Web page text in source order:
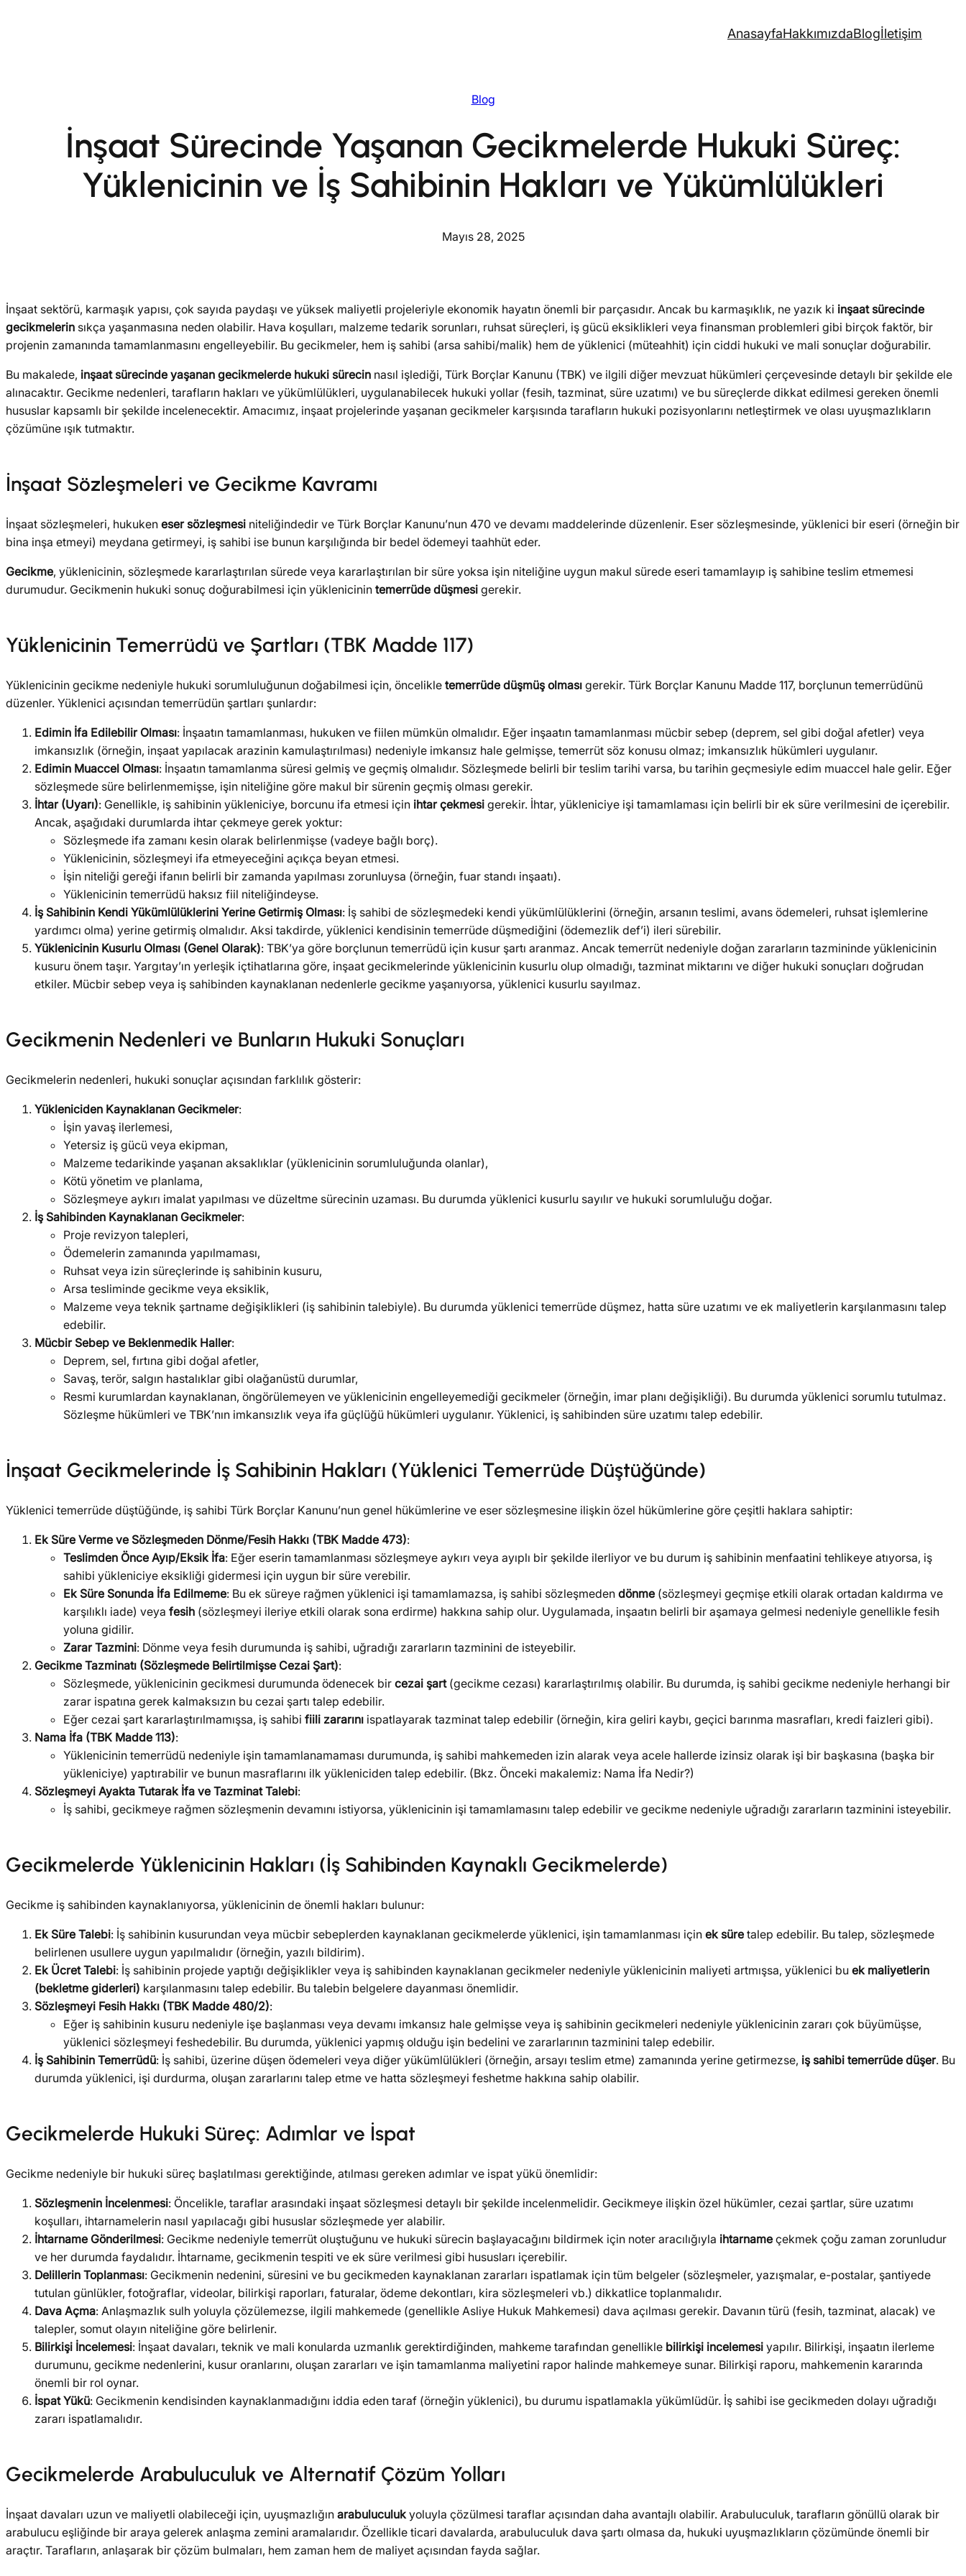
AnasayfaHakkımızdaBlogİletişim
Blog
İnşaat Sürecinde Yaşanan Gecikmelerde Hukuki Süreç:
Yüklenicinin ve İş Sahibinin Hakları ve Yükümlülükleri
Mayıs 28, 2025
İnşaat sektörü, karmaşık yapısı, çok sayıda paydaşı ve yüksek maliyetli projeleriyle ekonomik hayatın önemli bir parçasıdır. Ancak bu karmaşıklık, ne yazık ki inşaat sürecinde
gecikmelerin sıkça yaşanmasına neden olabilir. Hava koşulları, malzeme tedarik sorunları, ruhsat süreçleri, iş gücü eksiklikleri veya finansman problemleri gibi birçok faktör, bir
projenin zamanında tamamlanmasını engelleyebilir. Bu gecikmeler, hem iş sahibi (arsa sahibi/malik) hem de yüklenici (müteahhit) için ciddi hukuki ve mali sonuçlar doğurabilir.
Bu makalede, inşaat sürecinde yaşanan gecikmelerde hukuki sürecin nasıl işlediği, Türk Borçlar Kanunu (TBK) ve ilgili diğer mevzuat hükümleri çerçevesinde detaylı bir şekilde ele
alınacaktır. Gecikme nedenleri, tarafların hakları ve yükümlülükleri, uygulanabilecek hukuki yollar (fesih, tazminat, süre uzatımı) ve bu süreçlerde dikkat edilmesi gereken önemli
hususlar kapsamlı bir şekilde incelenecektir. Amacımız, inşaat projelerinde yaşanan gecikmeler karşısında tarafların hukuki pozisyonlarını netleştirmek ve olası uyuşmazlıkların
çözümüne ışık tutmaktır.
İnşaat Sözleşmeleri ve Gecikme Kavramı
İnşaat sözleşmeleri, hukuken eser sözleşmesi niteliğindedir ve Türk Borçlar Kanunu’nun 470 ve devamı maddelerinde düzenlenir. Eser sözleşmesinde, yüklenici bir eseri (örneğin bir
bina inşa etmeyi) meydana getirmeyi, iş sahibi ise bunun karşılığında bir bedel ödemeyi taahhüt eder.
Gecikme, yüklenicinin, sözleşmede kararlaştırılan sürede veya kararlaştırılan bir süre yoksa işin niteliğine uygun makul sürede eseri tamamlayıp iş sahibine teslim etmemesi
durumudur. Gecikmenin hukuki sonuç doğurabilmesi için yüklenicinin temerrüde düşmesi gerekir.
Yüklenicinin Temerrüdü ve Şartları (TBK Madde 117)
Yüklenicinin gecikme nedeniyle hukuki sorumluluğunun doğabilmesi için, öncelikle temerrüde düşmüş olması gerekir. Türk Borçlar Kanunu Madde 117, borçlunun temerrüdünü
düzenler. Yüklenici açısından temerrüdün şartları şunlardır:
Edimin İfa Edilebilir Olması: İnşaatın tamamlanması, hukuken ve fiilen mümkün olmalıdır. Eğer inşaatın tamamlanması mücbir sebep (deprem, sel gibi doğal afetler) veya
imkansızlık (örneğin, inşaat yapılacak arazinin kamulaştırılması) nedeniyle imkansız hale gelmişse, temerrüt söz konusu olmaz; imkansızlık hükümleri uygulanır.
Edimin Muaccel Olması: İnşaatın tamamlanma süresi gelmiş ve geçmiş olmalıdır. Sözleşmede belirli bir teslim tarihi varsa, bu tarihin geçmesiyle edim muaccel hale gelir. Eğer
sözleşmede süre belirlenmemişse, işin niteliğine göre makul bir sürenin geçmiş olması gerekir.
İhtar (Uyarı): Genellikle, iş sahibinin yükleniciye, borcunu ifa etmesi için ihtar çekmesi gerekir. İhtar, yükleniciye işi tamamlaması için belirli bir ek süre verilmesini de içerebilir.
Ancak, aşağıdaki durumlarda ihtar çekmeye gerek yoktur:
Sözleşmede ifa zamanı kesin olarak belirlenmişse (vadeye bağlı borç).
Yüklenicinin, sözleşmeyi ifa etmeyeceğini açıkça beyan etmesi.
İşin niteliği gereği ifanın belirli bir zamanda yapılması zorunluysa (örneğin, fuar standı inşaatı).
Yüklenicinin temerrüdü haksız fiil niteliğindeyse.
İş Sahibinin Kendi Yükümlülüklerini Yerine Getirmiş Olması: İş sahibi de sözleşmedeki kendi yükümlülüklerini (örneğin, arsanın teslimi, avans ödemeleri, ruhsat işlemlerine
yardımcı olma) yerine getirmiş olmalıdır. Aksi takdirde, yüklenici kendisinin temerrüde düşmediğini (ödemezlik def’i) ileri sürebilir.
Yüklenicinin Kusurlu Olması (Genel Olarak): TBK’ya göre borçlunun temerrüdü için kusur şartı aranmaz. Ancak temerrüt nedeniyle doğan zararların tazmininde yüklenicinin
kusuru önem taşır. Yargıtay’ın yerleşik içtihatlarına göre, inşaat gecikmelerinde yüklenicinin kusurlu olup olmadığı, tazminat miktarını ve diğer hukuki sonuçları doğrudan
etkiler. Mücbir sebep veya iş sahibinden kaynaklanan nedenlerle gecikme yaşanıyorsa, yüklenici kusurlu sayılmaz.
Gecikmenin Nedenleri ve Bunların Hukuki Sonuçları
Gecikmelerin nedenleri, hukuki sonuçlar açısından farklılık gösterir:
Yükleniciden Kaynaklanan Gecikmeler:
İşin yavaş ilerlemesi,
Yetersiz iş gücü veya ekipman,
Malzeme tedarikinde yaşanan aksaklıklar (yüklenicinin sorumluluğunda olanlar),
Kötü yönetim ve planlama,
Sözleşmeye aykırı imalat yapılması ve düzeltme sürecinin uzaması. Bu durumda yüklenici kusurlu sayılır ve hukuki sorumluluğu doğar.
İş Sahibinden Kaynaklanan Gecikmeler:
Proje revizyon talepleri,
Ödemelerin zamanında yapılmaması,
Ruhsat veya izin süreçlerinde iş sahibinin kusuru,
Arsa tesliminde gecikme veya eksiklik,
Malzeme veya teknik şartname değişiklikleri (iş sahibinin talebiyle). Bu durumda yüklenici temerrüde düşmez, hatta süre uzatımı ve ek maliyetlerin karşılanmasını talep
edebilir.
Mücbir Sebep ve Beklenmedik Haller:
Deprem, sel, fırtına gibi doğal afetler,
Savaş, terör, salgın hastalıklar gibi olağanüstü durumlar,
Resmi kurumlardan kaynaklanan, öngörülemeyen ve yüklenicinin engelleyemediği gecikmeler (örneğin, imar planı değişikliği). Bu durumda yüklenici sorumlu tutulmaz.
Sözleşme hükümleri ve TBK’nın imkansızlık veya ifa güçlüğü hükümleri uygulanır. Yüklenici, iş sahibinden süre uzatımı talep edebilir.
İnşaat Gecikmelerinde İş Sahibinin Hakları (Yüklenici Temerrüde Düştüğünde)
Yüklenici temerrüde düştüğünde, iş sahibi Türk Borçlar Kanunu’nun genel hükümlerine ve eser sözleşmesine ilişkin özel hükümlerine göre çeşitli haklara sahiptir:
Ek Süre Verme ve Sözleşmeden Dönme/Fesih Hakkı (TBK Madde 473):
Teslimden Önce Ayıp/Eksik İfa: Eğer eserin tamamlanması sözleşmeye aykırı veya ayıplı bir şekilde ilerliyor ve bu durum iş sahibinin menfaatini tehlikeye atıyorsa, iş
sahibi yükleniciye eksikliği gidermesi için uygun bir süre verebilir.
Ek Süre Sonunda İfa Edilmeme: Bu ek süreye rağmen yüklenici işi tamamlamazsa, iş sahibi sözleşmeden dönme (sözleşmeyi geçmişe etkili olarak ortadan kaldırma ve
karşılıklı iade) veya fesih (sözleşmeyi ileriye etkili olarak sona erdirme) hakkına sahip olur. Uygulamada, inşaatın belirli bir aşamaya gelmesi nedeniyle genellikle fesih
yoluna gidilir.
Zarar Tazmini: Dönme veya fesih durumunda iş sahibi, uğradığı zararların tazminini de isteyebilir.
Gecikme Tazminatı (Sözleşmede Belirtilmişse Cezai Şart):
Sözleşmede, yüklenicinin gecikmesi durumunda ödenecek bir cezai şart(gecikme cezası) kararlaştırılmış olabilir. Bu durumda, iş sahibi gecikme nedeniyle herhangi bir
zarar ispatına gerek kalmaksızın bu cezai şartı talep edebilir.
Eğer cezai şart kararlaştırılmamışsa, iş sahibi fiili zararını ispatlayarak tazminat talep edebilir (örneğin, kira geliri kaybı, geçici barınma masrafları, kredi faizleri gibi).
Nama İfa (TBK Madde 113):
Yüklenicinin temerrüdü nedeniyle işin tamamlanamaması durumunda, iş sahibi mahkemeden izin alarak veya acele hallerde izinsiz olarak işi bir başkasına (başka bir
yükleniciye) yaptırabilir ve bunun masraflarını ilk yükleniciden talep edebilir. (Bkz. Önceki makalemiz: Nama İfa Nedir?)
Sözleşmeyi Ayakta Tutarak İfa ve Tazminat Talebi:
İş sahibi, gecikmeye rağmen sözleşmenin devamını istiyorsa, yüklenicinin işi tamamlamasını talep edebilir ve gecikme nedeniyle uğradığı zararların tazminini isteyebilir.
Gecikmelerde Yüklenicinin Hakları (İş Sahibinden Kaynaklı Gecikmelerde)
Gecikme iş sahibinden kaynaklanıyorsa, yüklenicinin de önemli hakları bulunur:
Ek Süre Talebi: İş sahibinin kusurundan veya mücbir sebeplerden kaynaklanan gecikmelerde yüklenici, işin tamamlanması için ek süre talep edebilir. Bu talep, sözleşmede
belirlenen usullere uygun yapılmalıdır (örneğin, yazılı bildirim).
Ek Ücret Talebi: İş sahibinin projede yaptığı değişiklikler veya iş sahibinden kaynaklanan gecikmeler nedeniyle yüklenicinin maliyeti artmışsa, yüklenici bu ek maliyetlerin
(bekletme giderleri) karşılanmasını talep edebilir. Bu talebin belgelere dayanması önemlidir.
Sözleşmeyi Fesih Hakkı (TBK Madde 480/2):
Eğer iş sahibinin kusuru nedeniyle işe başlanması veya devamı imkansız hale gelmişse veya iş sahibinin gecikmeleri nedeniyle yüklenicinin zararı çok büyümüşse,
yüklenici sözleşmeyi feshedebilir. Bu durumda, yüklenici yapmış olduğu işin bedelini ve zararlarının tazminini talep edebilir.
İş Sahibinin Temerrüdü: İş sahibi, üzerine düşen ödemeleri veya diğer yükümlülükleri (örneğin, arsayı teslim etme) zamanında yerine getirmezse, iş sahibi temerrüde düşer. Bu
durumda yüklenici, işi durdurma, oluşan zararlarını talep etme ve hatta sözleşmeyi feshetme hakkına sahip olabilir.
Gecikmelerde Hukuki Süreç: Adımlar ve İspat
Gecikme nedeniyle bir hukuki süreç başlatılması gerektiğinde, atılması gereken adımlar ve ispat yükü önemlidir:
Sözleşmenin İncelenmesi: Öncelikle, taraflar arasındaki inşaat sözleşmesi detaylı bir şekilde incelenmelidir. Gecikmeye ilişkin özel hükümler, cezai şartlar, süre uzatımı
koşulları, ihtarnamelerin nasıl yapılacağı gibi hususlar sözleşmede yer alabilir.
İhtarname Gönderilmesi: Gecikme nedeniyle temerrüt oluştuğunu ve hukuki sürecin başlayacağını bildirmek için noter aracılığıyla ihtarname çekmek çoğu zaman zorunludur
ve her durumda faydalıdır. İhtarname, gecikmenin tespiti ve ek süre verilmesi gibi hususları içerebilir.
Delillerin Toplanması: Gecikmenin nedenini, süresini ve bu gecikmeden kaynaklanan zararları ispatlamak için tüm belgeler (sözleşmeler, yazışmalar, e-postalar, şantiyede
tutulan günlükler, fotoğraflar, videolar, bilirkişi raporları, faturalar, ödeme dekontları, kira sözleşmeleri vb.) dikkatlice toplanmalıdır.
Dava Açma: Anlaşmazlık sulh yoluyla çözülemezse, ilgili mahkemede (genellikle Asliye Hukuk Mahkemesi) dava açılması gerekir. Davanın türü (fesih, tazminat, alacak) ve
talepler, somut olayın niteliğine göre belirlenir.
Bilirkişi İncelemesi: İnşaat davaları, teknik ve mali konularda uzmanlık gerektirdiğinden, mahkeme tarafından genellikle bilirkişi incelemesi yapılır. Bilirkişi, inşaatın ilerleme
durumunu, gecikme nedenlerini, kusur oranlarını, oluşan zararları ve işin tamamlanma maliyetini rapor halinde mahkemeye sunar. Bilirkişi raporu, mahkemenin kararında
önemli bir rol oynar.
İspat Yükü: Gecikmenin kendisinden kaynaklanmadığını iddia eden taraf (örneğin yüklenici), bu durumu ispatlamakla yükümlüdür. İş sahibi ise gecikmeden dolayı uğradığı
zararı ispatlamalıdır.
Gecikmelerde Arabuluculuk ve Alternatif Çözüm Yolları
İnşaat davaları uzun ve maliyetli olabileceği için, uyuşmazlığın arabuluculukyoluyla çözülmesi taraflar açısından daha avantajlı olabilir. Arabuluculuk, tarafların gönüllü olarak bir
arabulucu eşliğinde bir araya gelerek anlaşma zemini aramalarıdır. Özellikle ticari davalarda, arabuluculuk dava şartı olmasa da, hukuki uyuşmazlıkların çözümünde önemli bir
araçtır. Tarafların, anlaşarak bir çözüm bulmaları, hem zaman hem de maliyet açısından fayda sağlar.